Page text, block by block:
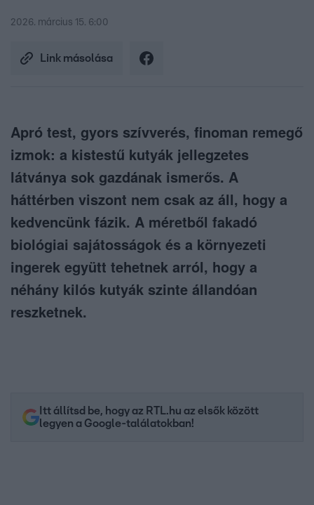
2026. március 15. 6:00
Link másolása
Apró test, gyors szívverés, finoman remegő
izmok: a kistestű kutyák jellegzetes
látványa sok gazdának ismerős. A
háttérben viszont nem csak az áll, hogy a
kedvencünk fázik. A méretből fakadó
biológiai sajátosságok és a környezeti
ingerek együtt tehetnek arról, hogy a
néhány kilós kutyák szinte állandóan
reszketnek.
Itt állítsd be, hogy az RTL.hu az elsők között
legyen a Google-találatokban!